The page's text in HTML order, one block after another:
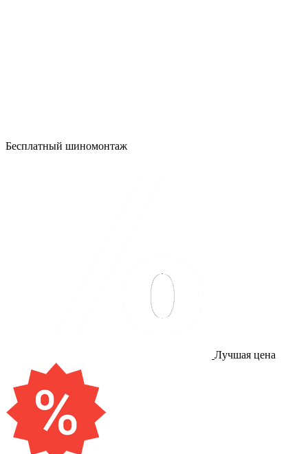
Бесплатный шиномонтаж
Лучшая цена